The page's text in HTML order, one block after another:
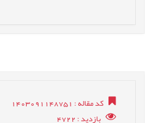
کد مقاله: 1403091148751
بازدید: 4722